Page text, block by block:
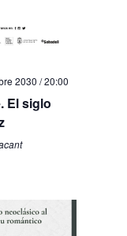
2030 / 20:00
El siglo